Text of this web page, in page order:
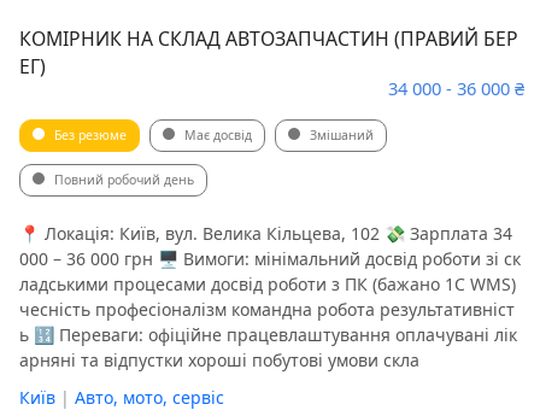
КОМІРНИК НА СКЛАД АВТОЗАПЧАСТИН (ПРАВИЙ БЕР
ЕГ)
34 000 - 36 000 ₴
Без резюме Має досвід Змішаний
Повний робочий день
📍 Локація: Київ, вул. Велика Кільцева, 102 💸 Зарплата 34
000 – 36 000 грн 🖥 Вимоги: мінімальний досвід роботи зі ск
ладськими процесами досвід роботи з ПК (бажано 1С WMS)
чесність професіоналізм командна робота результативніст
ь 🔢 Переваги: офіційне працевлаштування оплачувані лік
арняні та відпустки хороші побутові умови скла
Київ | Авто, мото, сервіс